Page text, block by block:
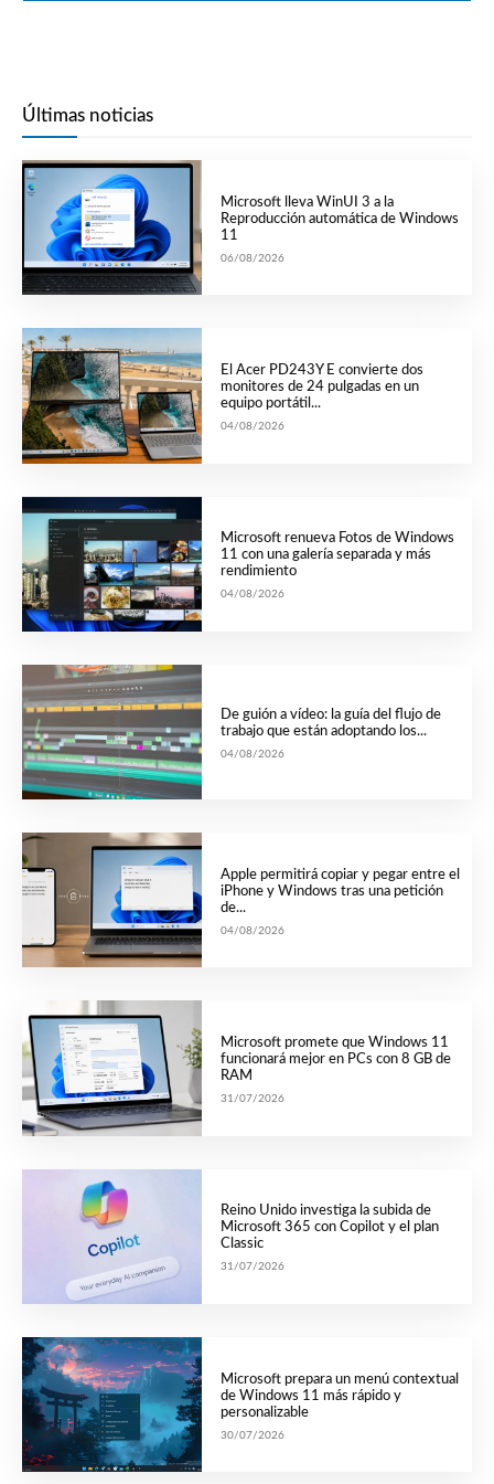
Últimas noticias
Microsoft lleva WinUI 3 a la
Reproducción automática de Windows
11
06/08/2026
El Acer PD243Y E convierte dos
monitores de 24 pulgadas en un
equipo portátil...
04/08/2026
Microsoft renueva Fotos de Windows
11 con una galería separada y más
rendimiento
04/08/2026
De guión a vídeo: la guía del flujo de
trabajo que están adoptando los...
04/08/2026
Apple permitirá copiar y pegar entre el
iPhone y Windows tras una petición
de...
04/08/2026
Microsoft promete que Windows 11
funcionará mejor en PCs con 8 GB de
RAM
31/07/2026
Reino Unido investiga la subida de
Microsoft 365 con Copilot y el plan
Classic
31/07/2026
Microsoft prepara un menú contextual
de Windows 11 más rápido y
personalizable
30/07/2026